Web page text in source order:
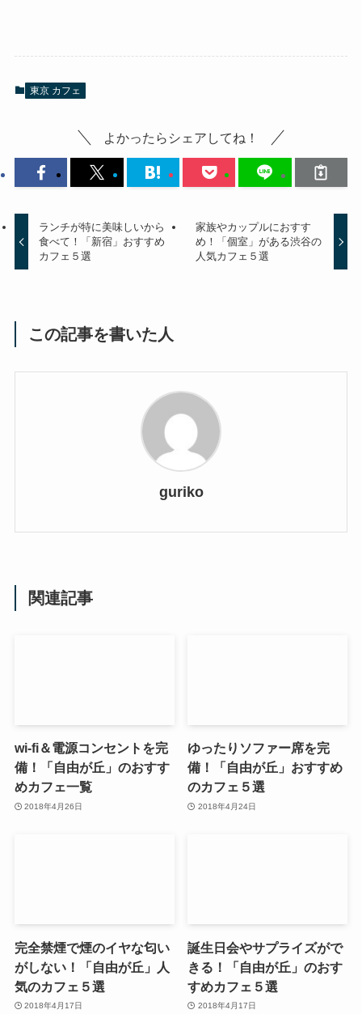
東京 カフェ
よかったらシェアしてね！
ランチが特に美味しいから
食べて！「新宿」おすすめ
カフェ５選
家族やカップルにおすす
め！「個室」がある渋谷の
人気カフェ５選
この記事を書いた人
guriko
関連記事
wi-fi＆電源コンセントを完
備！「自由が丘」のおすす
めカフェ一覧
2018年4月26日
ゆったりソファー席を完
備！「自由が丘」おすすめ
のカフェ５選
2018年4月24日
完全禁煙で煙のイヤな匂い
がしない！「自由が丘」人
気のカフェ５選
2018年4月17日
誕生日会やサプライズがで
きる！「自由が丘」のおす
すめカフェ５選
2018年4月17日